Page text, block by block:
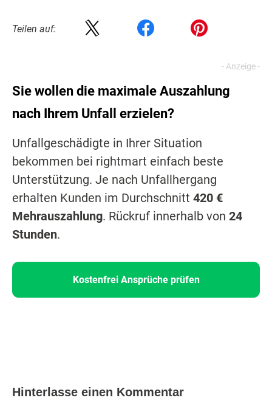
Teilen auf:
Sie wollen die maximale Auszahlung
nach Ihrem Unfall erzielen?
Unfallgeschädigte in Ihrer Situation
bekommen bei rightmart einfach beste
Unterstützung. Je nach Unfallhergang
erhalten Kunden im Durchschnitt 420 €
Mehrauszahlung. Rückruf innerhalb von 24
Stunden.
Kostenfrei Ansprüche prüfen
Hinterlasse einen Kommentar